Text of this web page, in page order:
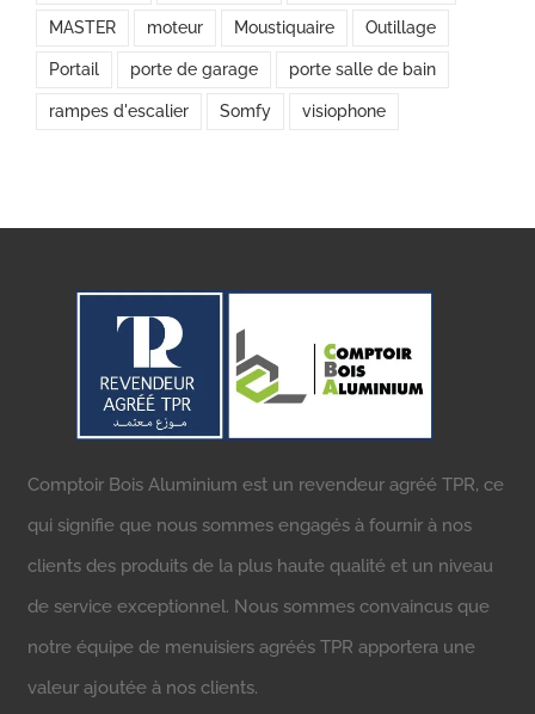
MASTER moteur Moustiquaire Outillage
Portail porte de garage porte salle de bain
rampes d'escalier Somfy visiophone
Comptoir Bois Aluminium est un revendeur agréé TPR, ce
qui signifie que nous sommes engagés à fournir à nos
clients des produits de la plus haute qualité et un niveau
de service exceptionnel. Nous sommes convaincus que
notre équipe de menuisiers agréés TPR apportera une
valeur ajoutée à nos clients.